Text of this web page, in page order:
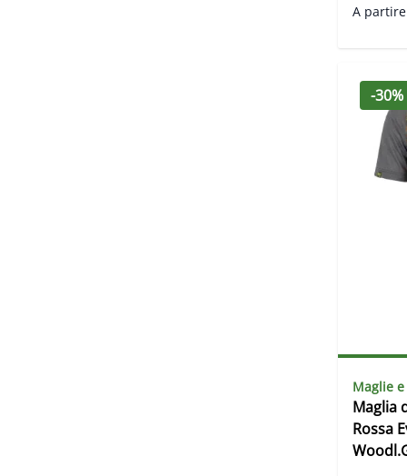
A
-30%
Maglie
Maglia
Rossa